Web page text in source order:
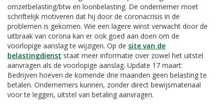
omzetbelasting/btw en loonbelasting. De ondernemer moet
schriftelijk motiveren dat hij door de coronacrisis in de
problemen is gekomen. Wie een lagere winst verwacht door de
uitbraak van corona kan er ook goed aan doen om de
voorlopige aanslag te wijzigen. Op de site van de
belastingdienst staat meer informatie over zowel het uitstel
aanvragen als de voorlopige aanslag. Update 17 maart:
Bedrijven hoeven de komende drie maanden geen belasting te
betalen. Ondernemers kunnen, zonder direct bewijsmateriaal
voor te leggen, uitstel van betaling aanvragen.